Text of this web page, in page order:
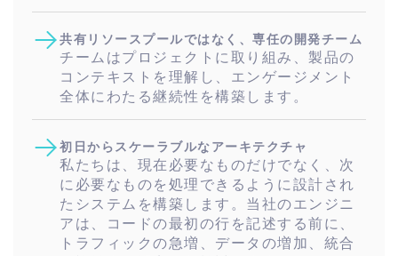
共有リソースプールではなく、専任の開発チーム
チームはプロジェクトに取り組み、製品の
コンテキストを理解し、エンゲージメント
全体にわたる継続性を構築します。
初日からスケーラブルなアーキテクチャ
私たちは、現在必要なものだけでなく、次
に必要なものを処理できるように設計され
たシステムを構築します。当社のエンジニ
アは、コードの最初の行を記述する前に、
トラフィックの急増、データの増加、統合